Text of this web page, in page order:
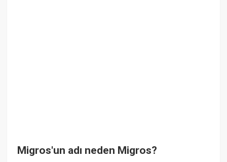
Migros'un adı neden Migros?